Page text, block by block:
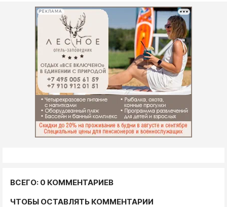
РЕКЛАМА
ВСЕГО: 0 КОММЕНТАРИЕВ
ЧТОБЫ ОСТАВЛЯТЬ КОММЕНТАРИИ